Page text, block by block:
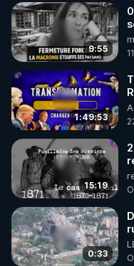
▶ 30 jours gratuit sur
de bien-être ENVOL :
Rendez-vous sur
le code : REGENERE
9:55
1:49:53
15:19
0:33